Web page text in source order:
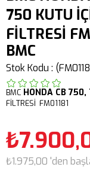
750 KUTU
FİLTRESİ
BMC
Stok Kodu
BMC HONDA CB 750,
FİLTRESİ FM01181
₺1.975,00 'den